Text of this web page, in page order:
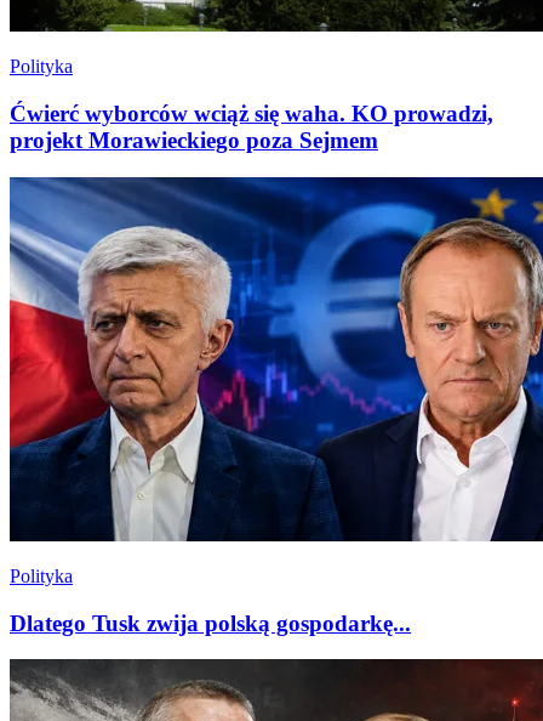
Polityka
Ćwierć wyborców wciąż się waha. KO prowadzi,
projekt Morawieckiego poza Sejmem
Polityka
Dlatego Tusk zwija polską gospodarkę...